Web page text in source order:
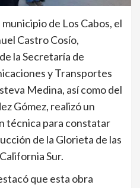
de Los Cabos, el
Castro Cosío,
la Secretaría de
y Transportes
Medina, así como del
Gómez, realizó un
técnica para constatar
de la Glorieta de las
Sur.
que esta obra